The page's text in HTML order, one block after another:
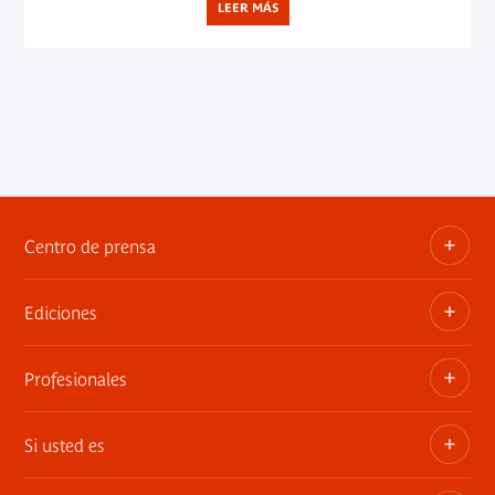
LEER MÁS
Centro de prensa
Dosieres, comunicados de prensa, anuncios de
exposiciones
Ediciones
Las publicaciones del museo
Profesionales
Privatiza los espacios
Si usted es